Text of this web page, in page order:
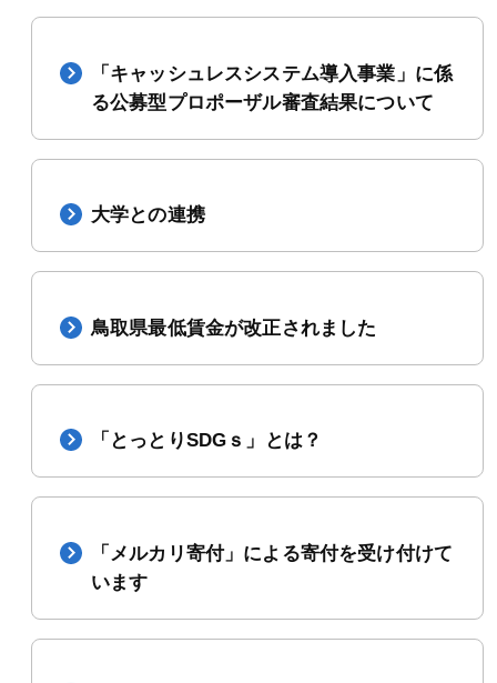
「キャッシュレスシステム導入事業」に係
る公募型プロポーザル審査結果について
大学との連携
鳥取県最低賃金が改正されました
「とっとりSDGｓ」とは？
「メルカリ寄付」による寄付を受け付けて
います